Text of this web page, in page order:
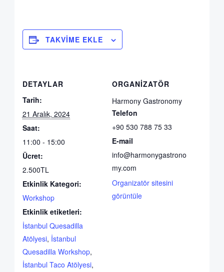
TAKVIME EKLE
DETAYLAR
Tarih:
21 Aralık, 2024
Saat:
11:00 - 15:00
Ücret:
2.500TL
Etkinlik Kategori:
Workshop
Etkinlik etiketleri:
İstanbul Quesadilla
Atölyesi, İstanbul
Quesadilla Workshop,
İstanbul Taco Atölyesi,
ORGANIZATÖR
Harmony Gastronomy
Telefon
+90 530 788 75 33
E-mail
info@harmonygastrono
my.com
Organizatör sitesini
görüntüle